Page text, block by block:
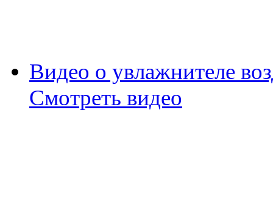
Видео о увлажнителе
Смотреть видео